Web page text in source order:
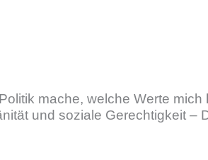
mache, welche Werte
und soziale Gerechtigkeit –